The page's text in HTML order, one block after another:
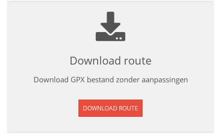
Download route
Download GPX bestand zonder aanpassingen
DOWNLOAD ROUTE